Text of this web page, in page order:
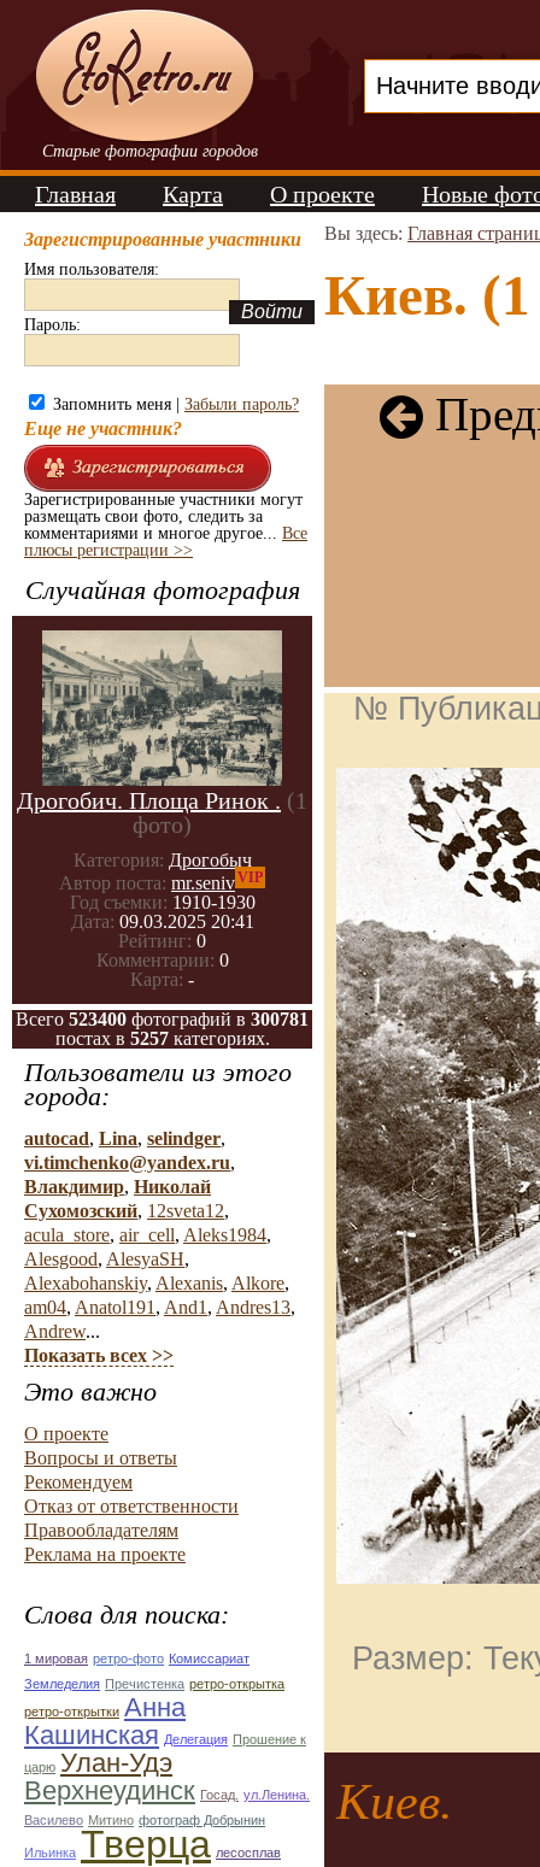
Старые фотографии городов
Главная Карта О проекте Новые
Зарегистрированные участники
Имя пользователя:
Пароль:
Запомнить меня | Забыли пароль?
Еще не участник?
Зарегистрированные участники могут
размещать свои фото, следить за
комментариями и многое другое... Все
плюсы регистрации >>
Случайная фотография
Дрогобич. Площа Ринок . (1
фото)
Категория: Дрогобыч
Автор поста: mr.senivVIP
Год съемки: 1910-1930
Дата: 09.03.2025 20:41
Рейтинг: 0
Комментарии: 0
Карта: -
Всего 523400 фотографий в 300781
постах в 5257категориях.
Пользователи из этого
города:
autocad, Lina, selindger,
vi.timchenko@yandex.ru,
Влакдимир, Николай
Сухомозский, 12sveta12,
acula_store, air_cell, Aleks1984,
Alesgood, AlesyaSH,
Alexabohanskiy, Alexanis, Alkore,
am04, Anatol191 , And1 , Andres13,
Andrew...
Показать всех >>
Это важно
О проекте
Вопросы и ответы
Рекомендуем
Отказ от ответственности
Правообладателям
Реклама на проекте
Слова для поиска:
1 мировая ретро-фото Комиссариат
Земледелия Пречистенка ретро-открытка
ретро-открытки Анна
Кашинская Делегация Прошение к
царю Улан-Удэ
Верхнеудинск Госад. ул.Ленина.
Василево Митино фотограф Добрынин
Ильинка Тверца лесосплав
Вы здесь: Главная
Киев.
№
Размер:
Киев.